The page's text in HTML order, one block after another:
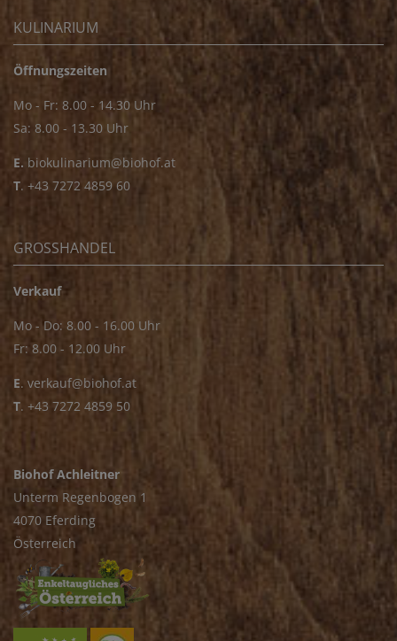
KULINARIUM
Öffnungszeiten
Mo - Fr: 8.00 - 14.30 Uhr
Sa: 8.00 - 13.30 Uhr
E. biokulinarium@biohof.at
T. +43 7272 4859 60
GROSSHANDEL
Verkauf
Mo - Do: 8.00 - 16.00 Uhr
Fr: 8.00 - 12.00 Uhr
E. verkauf@biohof.at
T. +43 7272 4859 50
Biohof Achleitner
Unterm Regenbogen 1
4070 Eferding
Österreich